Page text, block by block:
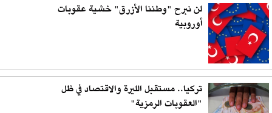
لن نبرح "وطننا الأزرق" خشية عقوبات
أوروبية
تركيا.. مستقبل الليرة والاقتصاد في ظل
"العقوبات الرمزية"